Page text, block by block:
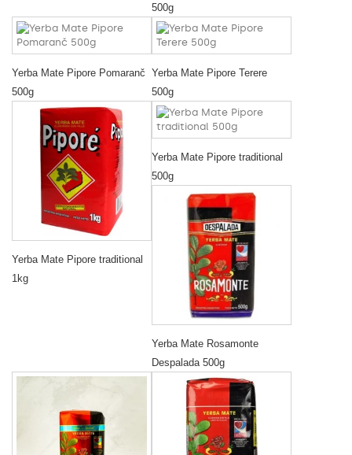
500g
Yerba Mate Pipore Pomaranč
500g
Yerba Mate Pipore Terere
500g
Yerba Mate Pipore traditional
1kg
Yerba Mate Pipore traditional
500g
Yerba Mate Rosamonte
Despalada 500g